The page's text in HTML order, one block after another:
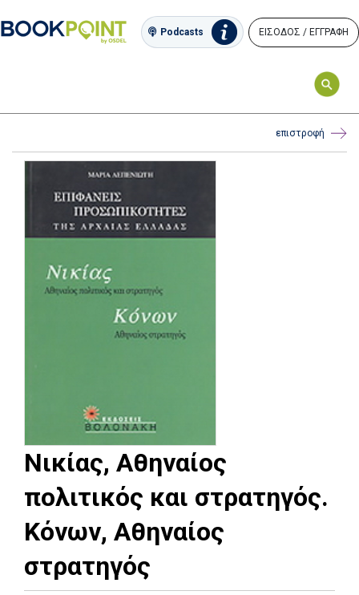
Podcasts ΕΙΣΟΔΟΣ / ΕΓΓΡΑΦΗ
επιστροφή
Νικίας, Αθηναίος
πολιτικός και στρατηγός.
Κόνων, Αθηναίος
στρατηγός